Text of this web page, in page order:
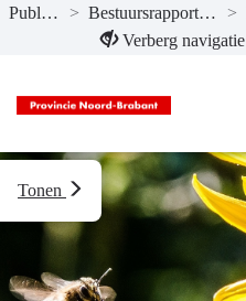
Naar hoofdinhoud
Publicaties > Bestuursrapportage I- 2022 >
Verberg navigatie
Tonen